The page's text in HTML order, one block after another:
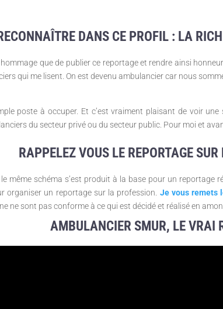
DANS CE PROFIL : LA
que de publier ce reportage et rendre ainsi
qui me lisent. On est devenu ambulancier car nous
poste à occuper. Et c’est vraiment plaisant de voir
du secteur privé ou du secteur public. Pour moi et
RAPPELEZ VOUS LE REPORTAGE
même schéma s’est produit à la base pour un
organiser un reportage sur la profession. Je vous remets
ne sont pas conforme à ce qui est décidé et réalisé en
AMBULANCIER SMUR, LE VRAI